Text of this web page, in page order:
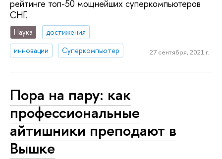
рейтинге топ-50 мощнейших суперкомпьютеров
СНГ.
Наука
достижения
инновации
Суперкомпьютер 27 сентября, 2021 г.
Пора на пару: как
профессиональные
айтишники преподают в
Вышке